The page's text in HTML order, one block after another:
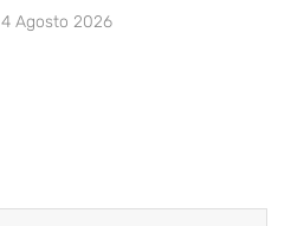
4 Agosto 2026